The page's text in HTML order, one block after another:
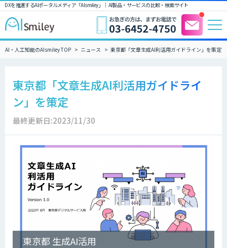
DXを推進するAIポータルメディア「AIsmiley」｜ AI製品・サービスの比較・検索サイト
AI・人工知能のAIsmiley TOP ニュース 東京都「文章生成AI利活用ガイドライン」を策定
東京都「文章生成AI利活用ガイドライ
ン」を策定
最終更新日:2023/11/30
東京都 生成AI活用